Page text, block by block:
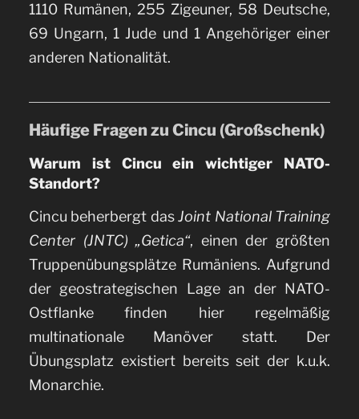
1110 Rumänen, 255 Zigeuner, 58 Deutsche,
69 Ungarn, 1 Jude und 1 Angehöriger einer
anderen Nationalität.
Häufige Fragen zu Cincu (Großschenk)
Warum ist Cincu ein wichtiger NATO-
Standort?
Cincu beherbergt dasJoint National Training
Center (JNTC) „Getica“, einen der größten
Truppenübungsplätze Rumäniens. Aufgrund
der geostrategischen Lage an der NATO-
Ostflanke finden hier regelmäßig
multinationale Manöver statt. Der
Übungsplatz existiert bereits seit der k.u.k.
Monarchie.